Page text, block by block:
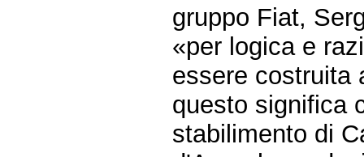
gruppo Fiat,
«per logica e
essere costruita
questo significa
stabilimento di